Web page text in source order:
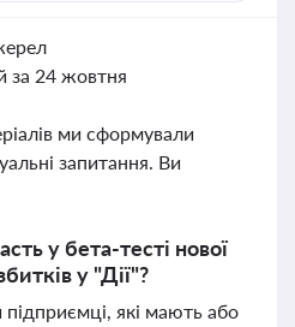
за 24 жовтня
ми сформували
запитання. Ви
у бета-тесті нової
у "Дії"?
які мають або